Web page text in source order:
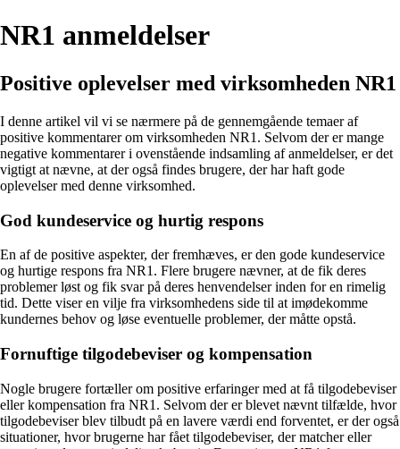
NR1 anmeldelser
Positive oplevelser med virksomheden NR1
I denne artikel vil vi se nærmere på de gennemgående temaer af
positive kommentarer om virksomheden NR1. Selvom der er mange
negative kommentarer i ovenstående indsamling af anmeldelser, er det
vigtigt at nævne, at der også findes brugere, der har haft gode
oplevelser med denne virksomhed.
God kundeservice og hurtig respons
En af de positive aspekter, der fremhæves, er den gode kundeservice
og hurtige respons fra NR1. Flere brugere nævner, at de fik deres
problemer løst og fik svar på deres henvendelser inden for en rimelig
tid. Dette viser en vilje fra virksomhedens side til at imødekomme
kundernes behov og løse eventuelle problemer, der måtte opstå.
Fornuftige tilgodebeviser og kompensation
Nogle brugere fortæller om positive erfaringer med at få tilgodebeviser
eller kompensation fra NR1. Selvom der er blevet nævnt tilfælde, hvor
tilgodebeviser blev tilbudt på en lavere værdi end forventet, er der også
situationer, hvor brugerne har fået tilgodebeviser, der matcher eller